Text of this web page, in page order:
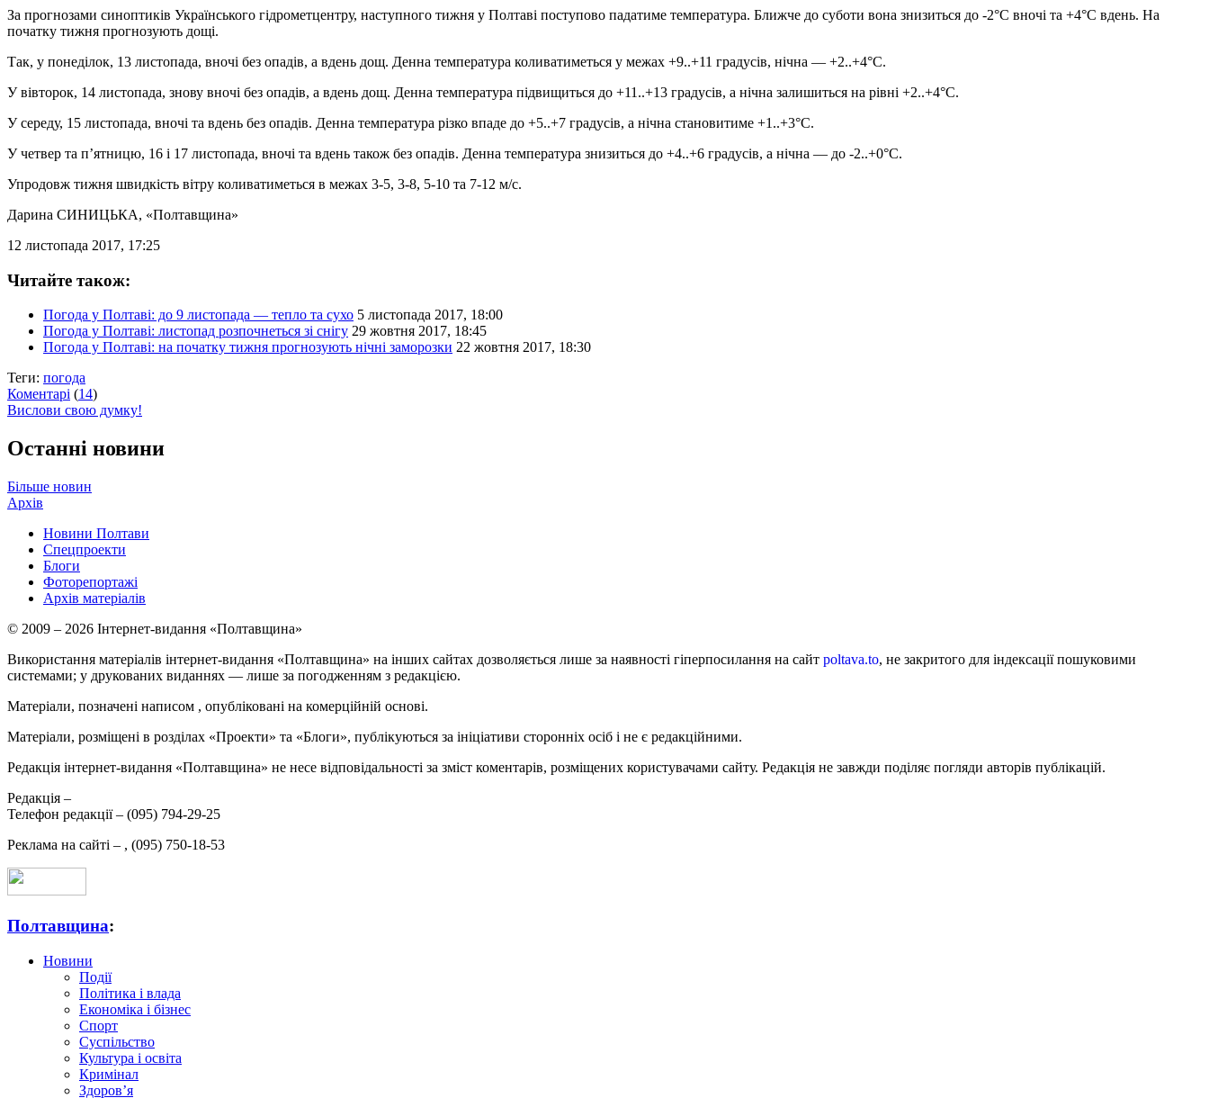
За прогнозами синоптиків Українського гідрометцентру, наступного тижня у Полтаві поступово падатиме температура. Ближче до суботи вона знизиться до -2°С вночі та +4°С вдень. На
початку тижня прогнозують дощі.
Так, у понеділок, 13 листопада, вночі без опадів, а вдень дощ. Денна температура коливатиметься у межах +9..+11 градусів, нічна — +2..+4°С.
У вівторок, 14 листопада, знову вночі без опадів, а вдень дощ. Денна температура підвищиться до +11..+13 градусів, а нічна залишиться на рівні +2..+4°С.
У середу, 15 листопада, вночі та вдень без опадів. Денна температура різко впаде до +5..+7 градусів, а нічна становитиме +1..+3°С.
У четвер та п’ятницю, 16 і 17 листопада, вночі та вдень також без опадів. Денна температура знизиться до +4..+6 градусів, а нічна — до -2..+0°С.
Упродовж тижня швидкість вітру коливатиметься в межах 3-5, 3-8, 5-10 та 7-12 м/с.
Дарина СИНИЦЬКА, «Полтавщина»
12 листопада 2017, 17:25
Читайте також:
Погода у Полтаві: до 9 листопада — тепло та сухо 5 листопада 2017, 18:00
Погода у Полтаві: листопад розпочнеться зі снігу 29 жовтня 2017, 18:45
Погода у Полтаві: на початку тижня прогнозують нічні заморозки 22 жовтня 2017, 18:30
Теги: погода
Коментарі (14)
Вислови свою думку!
Останні новини
Більше новин
Архів
Новини Полтави
Спецпроекти
Блоги
Фоторепортажі
Архів матеріалів
© 2009 – 2026 Інтернет-видання «Полтавщина»
Використання матеріалів інтернет-видання «Полтавщина» на інших сайтах дозволяється лише за наявності гіперпосилання на сайт poltava.to, не закритого для індексації пошуковими
системами; у друкованих виданнях — лише за погодженням з редакцією.
Матеріали, позначені написом , опубліковані на комерційній основі.
Матеріали, розміщені в розділах «Проекти» та «Блоги», публікуються за ініціативи сторонніх осіб і не є редакційними.
Редакція інтернет-видання «Полтавщина» не несе відповідальності за зміст коментарів, розміщених користувачами сайту. Редакція не завжди поділяє погляди авторів публікацій.
Редакція –
Телефон редакції – (095) 794-29-25
Реклама на сайті – , (095) 750-18-53
Полтавщина:
Новини
Події
Політика і влада
Економіка і бізнес
Спорт
Суспільство
Культура і освіта
Кримінал
Здоров’я